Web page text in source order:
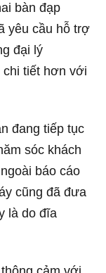
bàn đạp
yêu cầu hỗ trợ
đại lý
chi tiết hơn với
đang tiếp tục
sóc khách
báo cáo
cũng đã đưa
là do đĩa